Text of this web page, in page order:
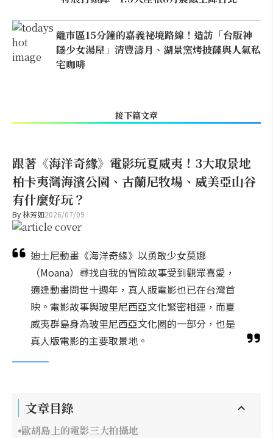
離市區15分鐘的嘉義祕境路線！造訪「台版神
隱少女湯屋」清豐濤月、湖景窯烤披薩與人氣私
宅咖啡
接下篇文章
跟著《海洋奇緣》電影玩夏威夷！3大取景地
柏卡夷灣海濱公園、古蘭尼牧場、威美亞山谷
有什麼好玩？
By林芳如2026/07/09
迪士尼動畫《海洋奇緣》以勇敢少女莫娜
（Moana）尋找自我的冒險故事受到觀眾喜愛，
適逢動畫問世十週年，真人版電影也已在台灣首
映。電影故事與玻里尼西亞文化緊密相連，而夏
威夷群島身為玻里尼西亞文化圈的一部分，也是
真人版電影的主要取景地。
文章目錄
歐胡島上的電影三大拍攝地